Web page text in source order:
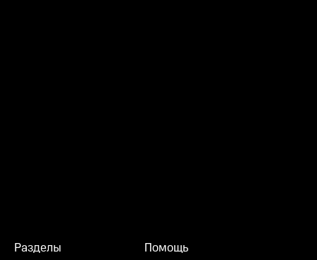
Разделы Помощь